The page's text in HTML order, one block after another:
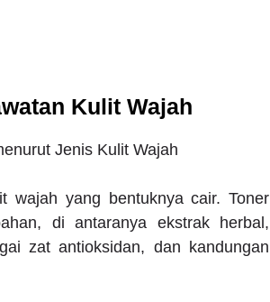
Kulit Wajah
wajah yang bentuknya cair. Toner
di antaranya ekstrak herbal,
zat antioksidan, dan kandungan